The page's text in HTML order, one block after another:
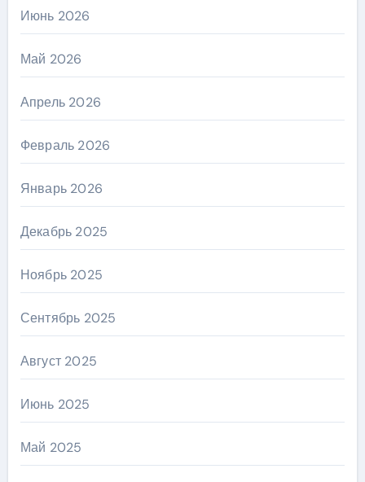
Июнь 2026
Май 2026
Апрель 2026
Февраль 2026
Январь 2026
Декабрь 2025
Ноябрь 2025
Сентябрь 2025
Август 2025
Июнь 2025
Май 2025